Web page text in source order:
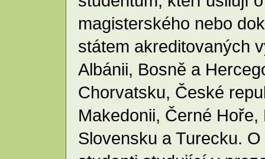
magisterského nebo
státem akreditovaných
Albánii, Bosně a
Chorvatsku, České
Makedonii, Černé
Slovensku a Turecku.